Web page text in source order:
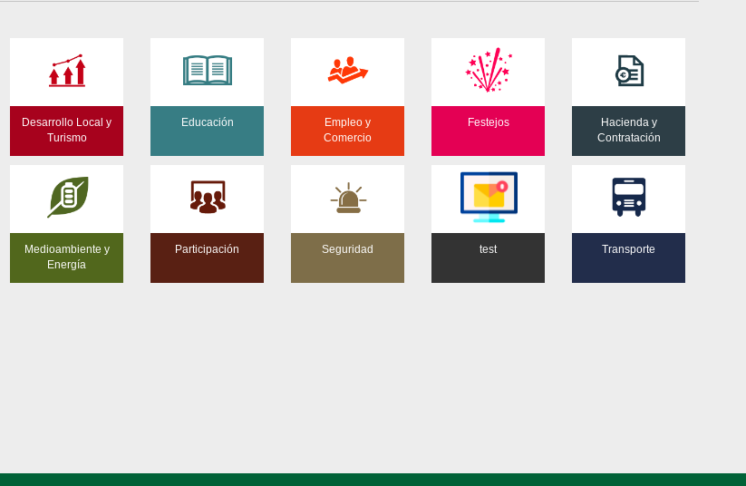
Desarrollo Local y
Turismo
Educación
Empleo y
Comercio
Festejos
Hacienda y
Contratación
Medioambiente y
Energía
Participación Seguridad test Transporte